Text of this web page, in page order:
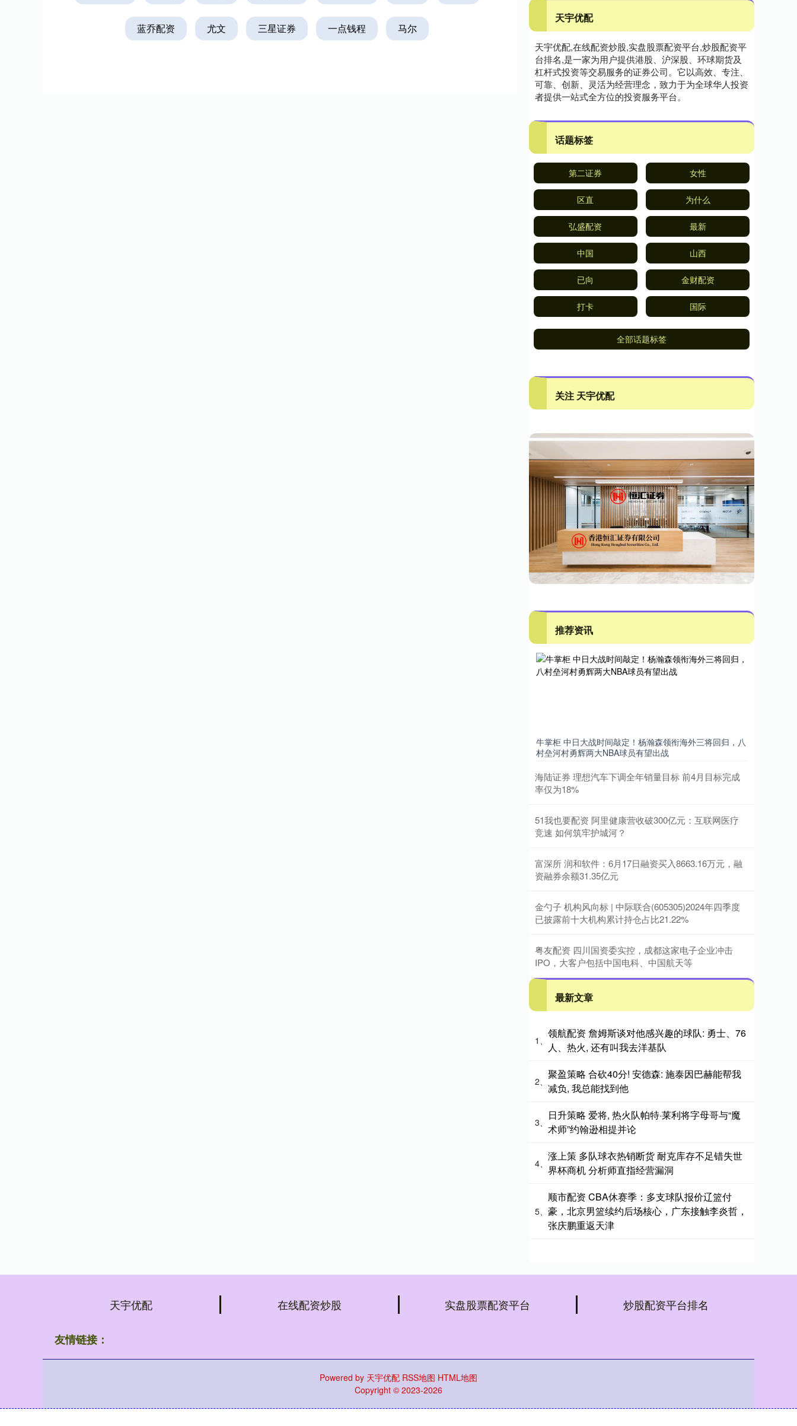
蓝乔配资 尤文 三星证券 一点钱程 马尔
天宇优配
天宇优配,在线配资炒股,实盘股票配资平台,炒股配资平
台排名,是一家为用户提供港股、沪深股、环球期货及
杠杆式投资等交易服务的证券公司。它以高效、专注、
可靠、创新、灵活为经营理念，致力于为全球华人投资
者提供一站式全方位的投资服务平台。
话题标签
第二证券 女性
区直 为什么
弘盛配资 最新
中国 山西
已向 金财配资
打卡 国际
全部话题标签
关注 天宇优配
推荐资讯
牛掌柜 中日大战时间敲定！杨瀚森领衔海外三将回归，八
村垒河村勇辉两大NBA球员有望出战
海陆证券 理想汽车下调全年销量目标 前4月目标完成
率仅为18%
51我也要配资 阿里健康营收破300亿元：互联网医疗
竞速 如何筑牢护城河？
富深所 润和软件：6月17日融资买入8663.16万元，融
资融券余额31.35亿元
金勺子 机构风向标 | 中际联合(605305)2024年四季度
已披露前十大机构累计持仓占比21.22%
粤友配资 四川国资委实控，成都这家电子企业冲击
IPO，大客户包括中国电科、中国航天等
最新文章
1、
领航配资 詹姆斯谈对他感兴趣的球队: 勇士、76
人、热火, 还有叫我去洋基队
2、
聚盈策略 合砍40分! 安德森: 施泰因巴赫能帮我
减负, 我总能找到他
3、
日升策略 爱将, 热火队帕特·莱利将字母哥与“魔
术师”约翰逊相提并论
4、
涨上策 多队球衣热销断货 耐克库存不足错失世
界杯商机 分析师直指经营漏洞
5、
顺市配资 CBA休赛季：多支球队报价辽篮付
豪，北京男篮续约后场核心，广东接触李炎哲，
张庆鹏重返天津
天宇优配 在线配资炒股 实盘股票配资平台 炒股配资平台排名
友情链接：
Powered by 天宇优配 RSS地图 HTML地图
Copyright © 2023-2026